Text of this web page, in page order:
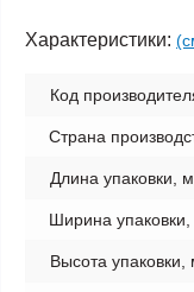
Характеристики:
Код
Страна
Длина упаковки,
Ширина
Высота упаковки,